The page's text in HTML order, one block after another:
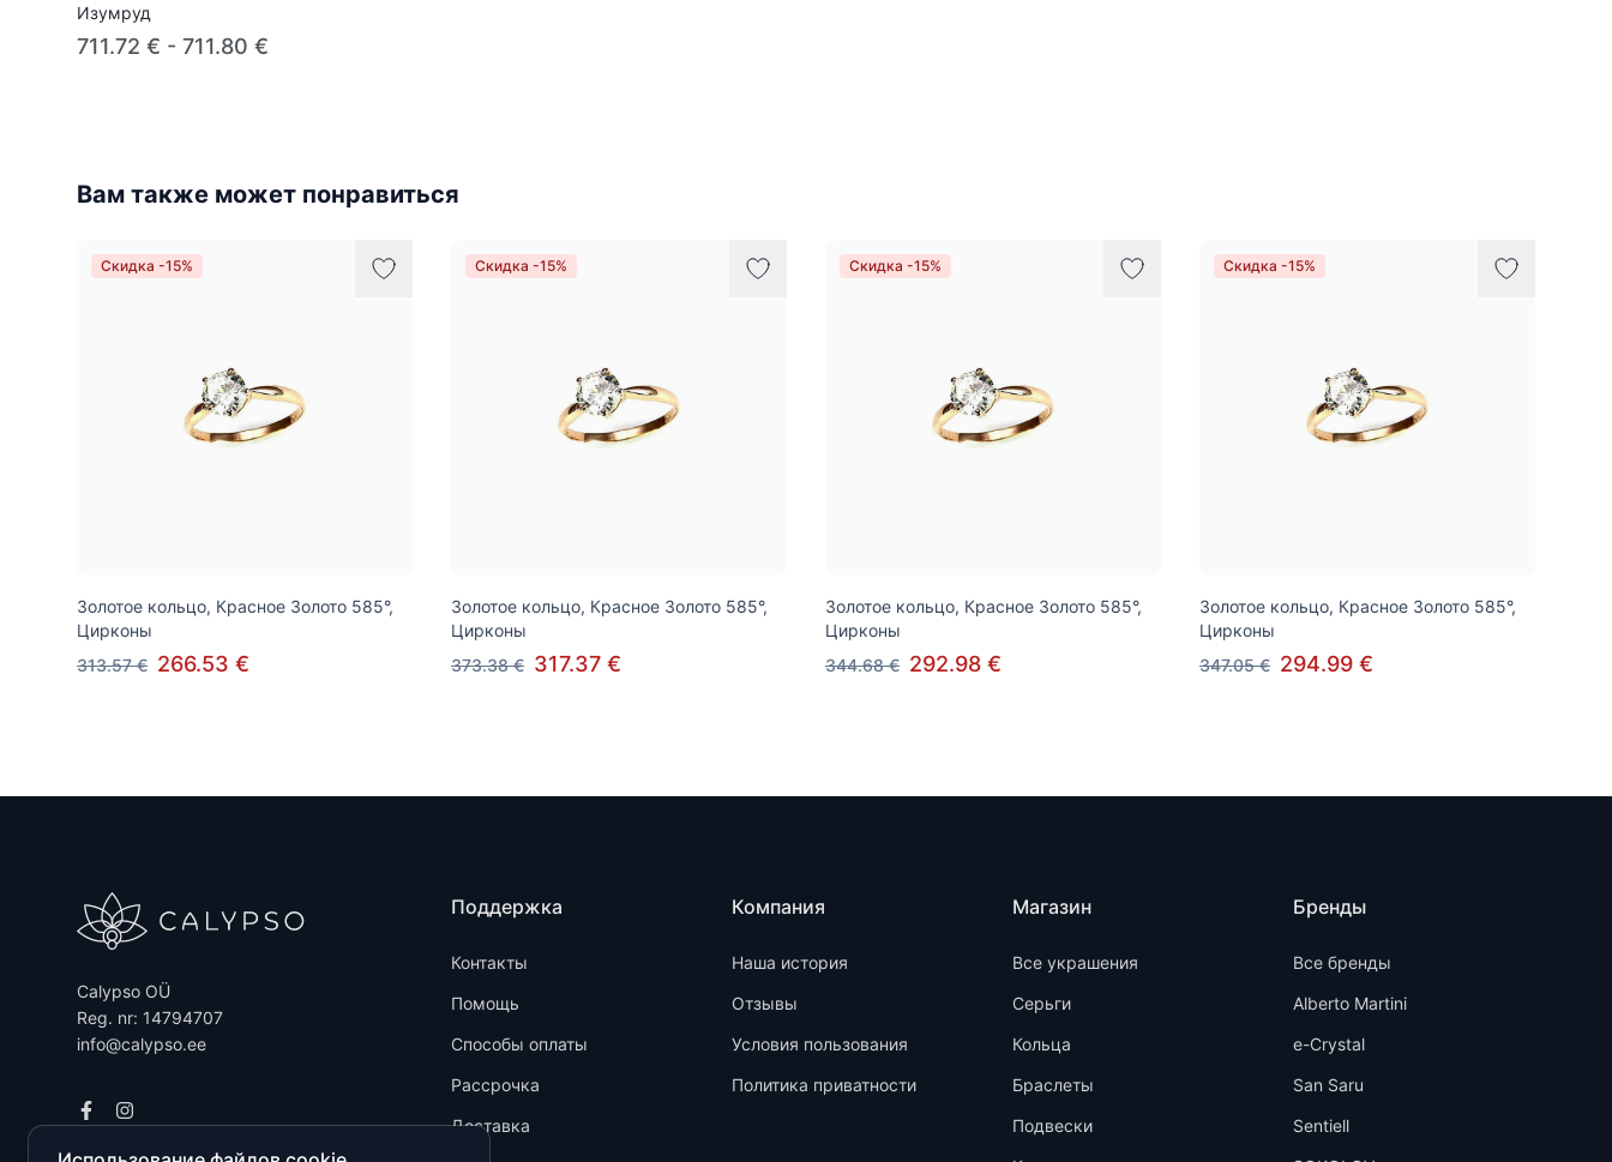
Изумруд
711.72 € - 711.80 €
Вам также может понравиться
Скидка -15%
Золотое кольцо, Красное Золото 585°,
Цирконы
313.57 € 266.53 €
Скидка -15%
Золотое кольцо, Красное Золото 585°,
Цирконы
373.38 € 317.37 €
Скидка -15%
Золотое кольцо, Красное Золото 585°,
Цирконы
344.68 € 292.98 €
Скидка -15%
Золотое кольцо, Красное Золото 585°,
Цирконы
347.05 € 294.99 €
Calypso OÜ
Reg. nr: 14794707
info@calypso.ee
Поддержка
Контакты
Помощь
Способы оплаты
Рассрочка
Доставка
Компания
Наша история
Отзывы
Условия пользования
Политика приватности
Магазин
Все украшения
Серьги
Кольца
Браслеты
Подвески
Бренды
Все бренды
Alberto Martini
e-Crystal
San Saru
Sentiell